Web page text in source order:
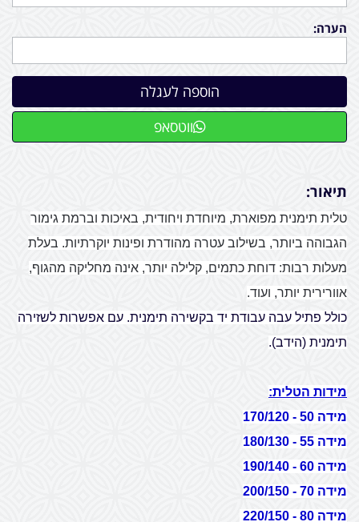
הערה:
ווטסאפ
תיאור:
טלית תימנית מפוארת, מיוחדת ויחודית, באיכות וברמת גימור
הגבוהה ביותר, בשילוב עטרה מהודרת ופינות יוקרתיות. בעלת
מעלות רבות: דוחת כתמים, קלילה יותר, אינה מחליקה מהגוף,
אוורירית יותר, ועוד.
כולל פתיל עבה עבודת יד בקשירה תימנית. עם אפשרות לשזירה
תימנית (הידב).
מידות הטלית:
מידה 50 - 170/120
מידה 55 - 180/130
מידה 60 - 190/140
מידה 70 - 200/150
מידה 80 - 220/150